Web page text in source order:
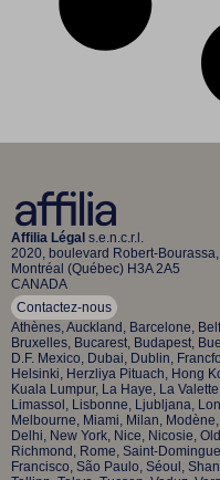
Affilia Légal s.e.n.c.r.l.
2020, boulevard Robert-
Montréal (Québec) H3A 2A5
CANADA
Contactez-nous
Athènes, Auckland, Barcelone,
Bruxelles, Bucarest, Budapest,
D.F. Mexico, Dubai, Dublin,
Helsinki, Herzliya Pituach, Hong
Kuala Lumpur, La Haye, La
Limassol, Lisbonne, Ljubljana,
Melbourne, Miami, Milan,
Delhi, New York, Nice, Nicosie,
Richmond, Rome, Saint-
Francisco, São Paulo, Séoul,